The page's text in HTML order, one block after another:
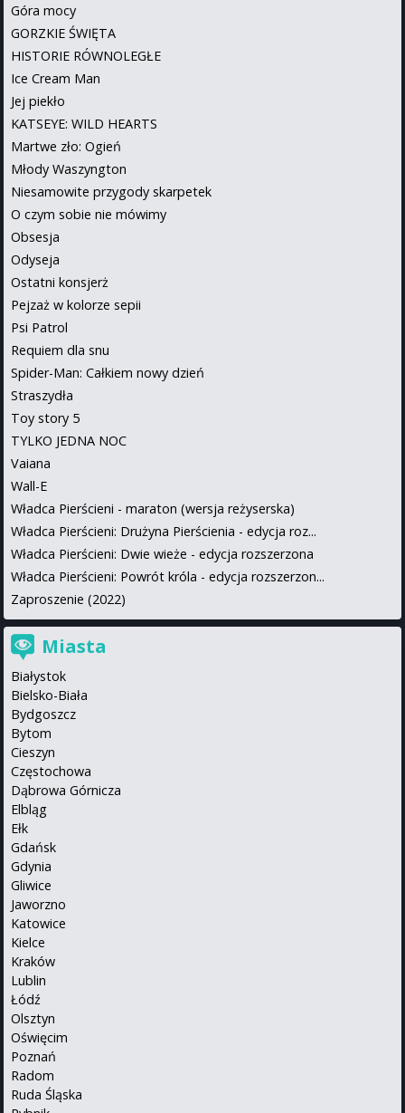
Góra mocy
GORZKIE ŚWIĘTA
HISTORIE RÓWNOLEGŁE
Ice Cream Man
Jej piekło
KATSEYE: WILD HEARTS
Martwe zło: Ogień
Młody Waszyngton
Niesamowite przygody skarpetek
O czym sobie nie mówimy
Obsesja
Odyseja
Ostatni konsjerż
Pejzaż w kolorze sepii
Psi Patrol
Requiem dla snu
Spider-Man: Całkiem nowy dzień
Straszydła
Toy story 5
TYLKO JEDNA NOC
Vaiana
Wall-E
Władca Pierścieni - maraton (wersja reżyserska)
Władca Pierścieni: Drużyna Pierścienia - edycja roz...
Władca Pierścieni: Dwie wieże - edycja rozszerzona
Władca Pierścieni: Powrót króla - edycja rozszerzon...
Zaproszenie (2022)
Miasta
Białystok
Bielsko-Biała
Bydgoszcz
Bytom
Cieszyn
Częstochowa
Dąbrowa Górnicza
Elbląg
Ełk
Gdańsk
Gdynia
Gliwice
Jaworzno
Katowice
Kielce
Kraków
Lublin
Łódź
Olsztyn
Oświęcim
Poznań
Radom
Ruda Śląska